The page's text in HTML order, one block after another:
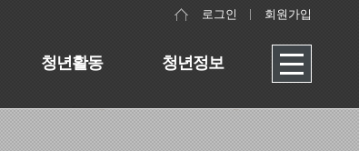
로그인 회원가입
청년활동 청년정보